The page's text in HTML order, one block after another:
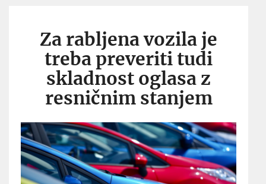
Za rabljena vozila je
treba preveriti tudi
skladnost oglasa z
resničnim stanjem